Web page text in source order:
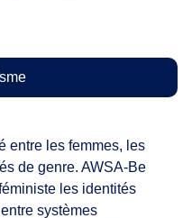
entre les femmes, les
de genre. AWSA-Be
les identités
systèmes